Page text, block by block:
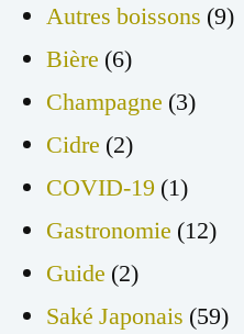
Autres boissons (9)
Bière (6)
Champagne (3)
Cidre (2)
COVID-19 (1)
Gastronomie (12)
Guide (2)
Saké Japonais (59)